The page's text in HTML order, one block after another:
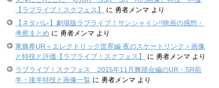
【ラブライブ！スクフェス】
に 勇者メンマ より
【ネタバレ】劇場版ラブライブ！サンシャイン!!映画の感想・
考察まとめ に 勇者メンマ より
東條希UR＜エレクトリック世界編 夜のスケートリンク＞画像
と特技と評価【ラブライブ！スクフェス】
に 勇者メンマ より
ラブライブ！スクフェス 2015年11月舞踏会編のUR・SR前
半・後半特技と画像一覧 に 勇者メンマ より